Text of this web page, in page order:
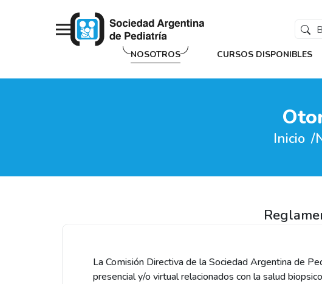
NOSOTROS CURSOS DISPONIBLES
Inicio
La Comisión Directiva de la Sociedad Argentina de
presencial y/o virtual relacionados con la salud